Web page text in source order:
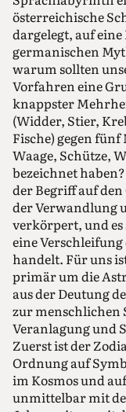
österreichische
dargelegt, auf
germanischen
warum sollten
Vorfahren eine
knappster
(Widder, Stier,
Fische) gegen
Waage, Schütze,
bezeichnet
der Begriff auf
der Verwandlung
verkörpert, und
eine
handelt. Für uns
primär um die
aus der Deutung
zur menschlichen
Veranlagung und
Zuerst ist der
Ordnung auf
im Kosmos und
unmittelbar mit